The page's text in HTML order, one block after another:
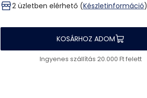
2 üzletben elérhető (Készletinformáció)
KOSÁRHOZ ADOM
Ingyenes szállítás 20.000 Ft felett